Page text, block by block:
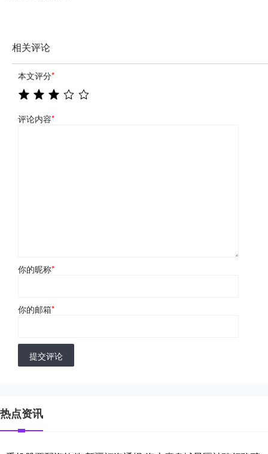
相关评论
本文评分*
评论内容*
你的昵称*
你的邮箱*
提交评论
热点资讯